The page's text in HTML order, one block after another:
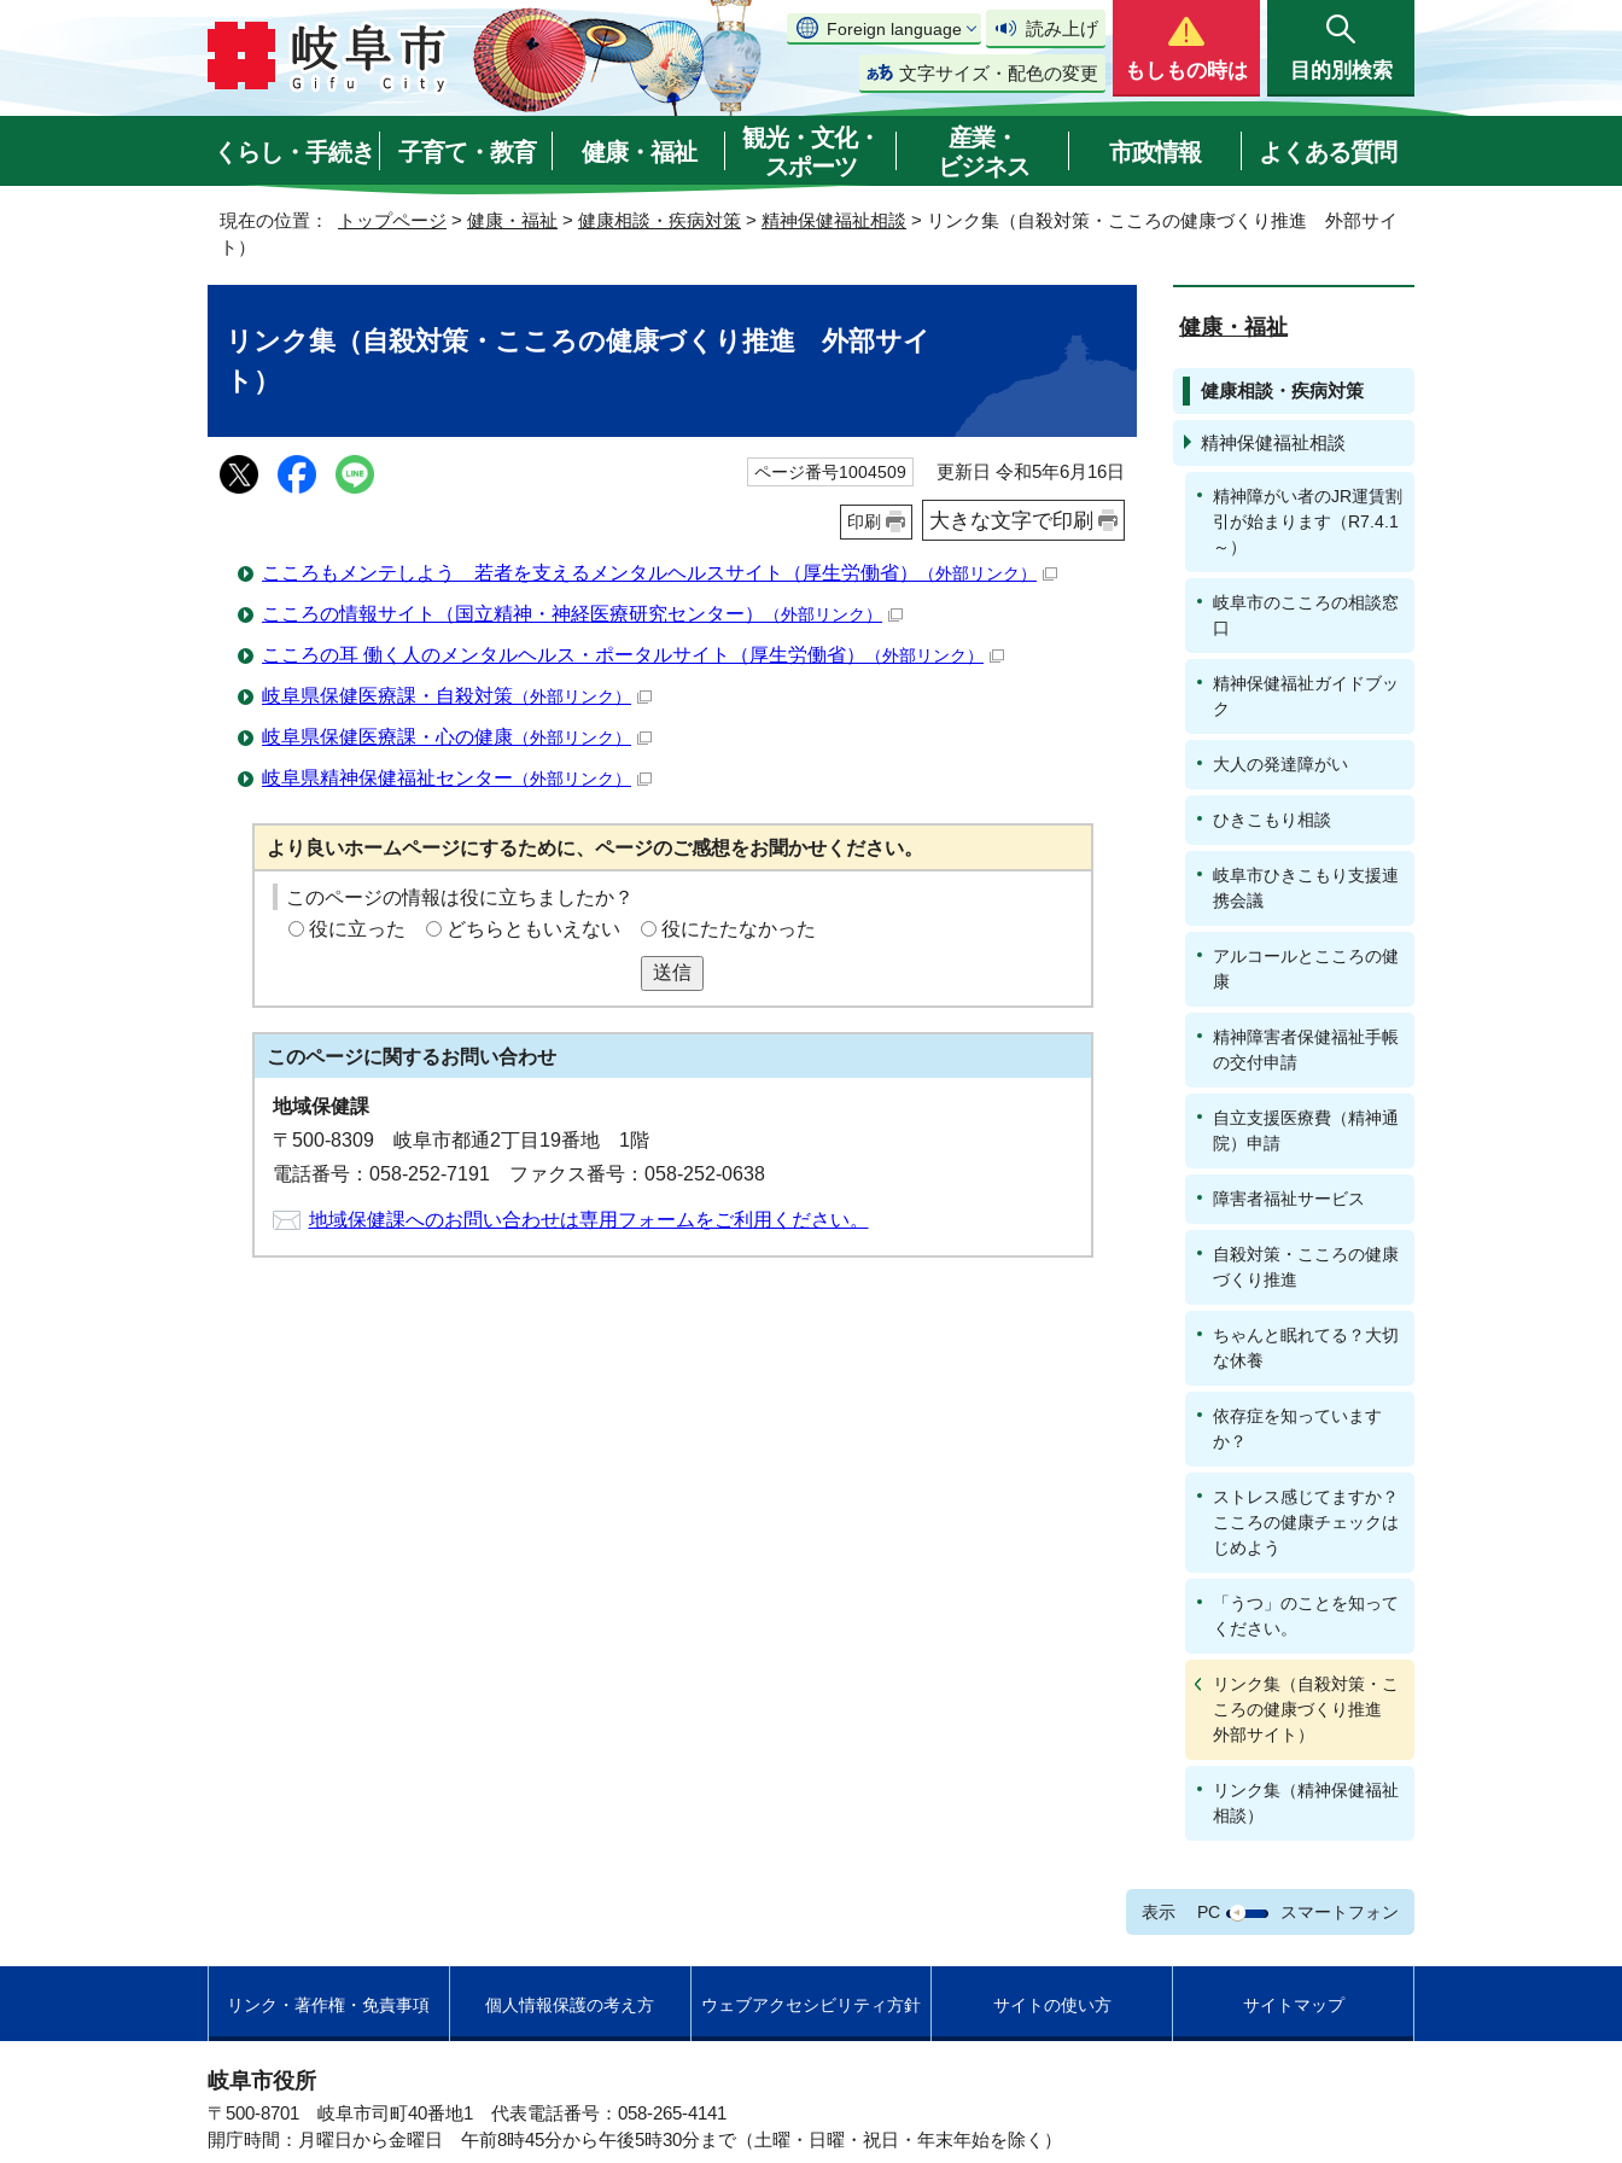
Foreign language 読み上げ
文字サイズ・配色の変更 もしもの時は 目的別検索
くらし・手続き 子育て・教育 健康・福祉
観光・文化・
スポーツ
産業・
ビジネス
市政情報 よくある質問
現在の位置： トップページ > 健康・福祉 > 健康相談・疾病対策 > 精神保健福祉相談 > リンク集（自殺対策・こころの健康づくり推進 外部サイ
ト）
リンク集（自殺対策・こころの健康づくり推進 外部サイ
ト）
ページ番号1004509 更新日 令和5年6月16日
印刷 大きな文字で印刷
こころもメンテしよう 若者を支えるメンタルヘルスサイト（厚生労働省） （外部リンク）
こころの情報サイト（国立精神・神経医療研究センター） （外部リンク）
こころの耳 働く人のメンタルヘルス・ポータルサイト（厚生労働省） （外部リンク）
岐阜県保健医療課・自殺対策 （外部リンク）
岐阜県保健医療課・心の健康 （外部リンク）
岐阜県精神保健福祉センター （外部リンク）
より良いホームページにするために、ページのご感想をお聞かせください。
このページの情報は役に立ちましたか？
役に立った
どちらともいえない 役にたたなかった
送信
このページに関するお問い合わせ
地域保健課
〒500-8309 岐阜市都通2丁目19番地 1階
電話番号：058-252-7191 ファクス番号：058-252-0638
地域保健課へのお問い合わせは専用フォームをご利用ください。
健康・福祉
健康相談・疾病対策
精神保健福祉相談
精神障がい者のJR運賃割
引が始まります（R7.4.1
～）
岐阜市のこころの相談窓
口
精神保健福祉ガイドブッ
ク
大人の発達障がい
ひきこもり相談
岐阜市ひきこもり支援連
携会議
アルコールとこころの健
康
精神障害者保健福祉手帳
の交付申請
自立支援医療費（精神通
院）申請
障害者福祉サービス
自殺対策・こころの健康
づくり推進
ちゃんと眠れてる？大切
な休養
依存症を知っています
か？
ストレス感じてますか？
こころの健康チェックは
じめよう
「うつ」のことを知って
ください。
リンク集（自殺対策・こ
ころの健康づくり推進
外部サイト）
リンク集（精神保健福祉
相談）
表示 PC スマートフォン
リンク・著作権・免責事項 個人情報保護の考え方 ウェブアクセシビリティ方針 サイトの使い方 サイトマップ
岐阜市役所
〒500-8701 岐阜市司町40番地1 代表電話番号：058-265-4141
開庁時間：月曜日から金曜日 午前8時45分から午後5時30分まで（土曜・日曜・祝日・年末年始を除く）